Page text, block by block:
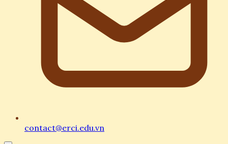
contact@erci.edu.vn